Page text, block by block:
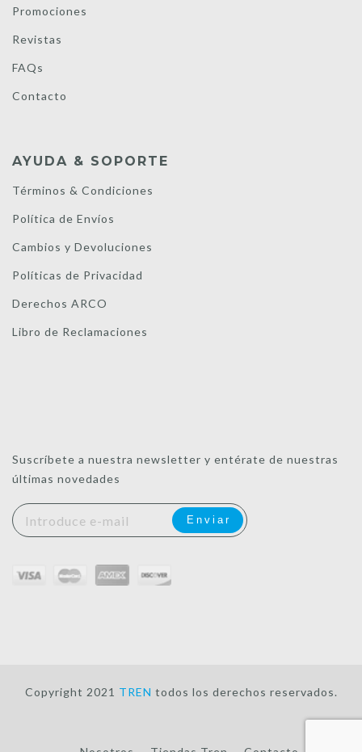
Promociones
Revistas
FAQs
Contacto
AYUDA & SOPORTE
Términos & Condiciones
Política de Envíos
Cambios y Devoluciones
Políticas de Privacidad
Derechos ARCO
Libro de Reclamaciones
Suscríbete a nuestra newsletter y entérate de nuestras
últimas novedades
Copyright 2021 TREN todos los derechos reservados.